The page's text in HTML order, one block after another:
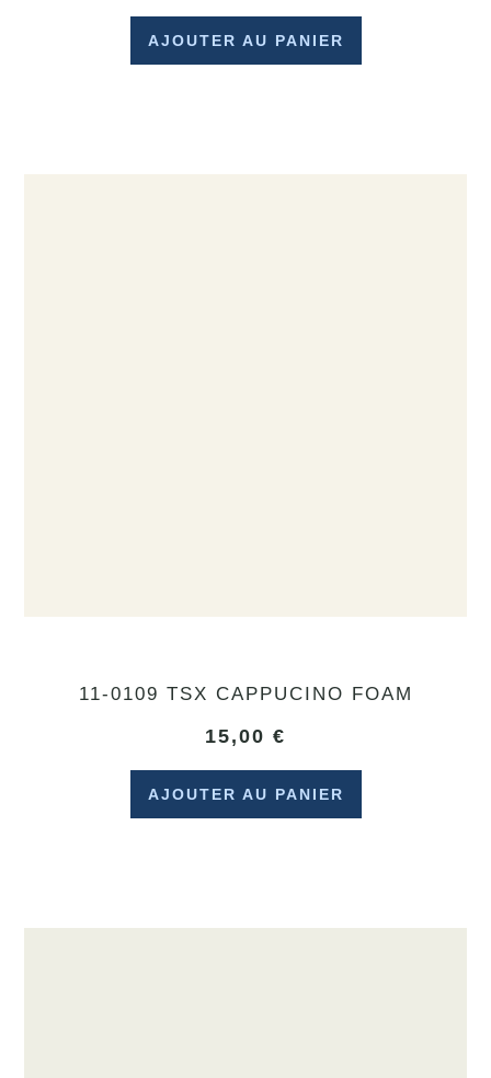
AJOUTER AU PANIER
11-0109 TSX CAPPUCINO FOAM
15,00 €
AJOUTER AU PANIER